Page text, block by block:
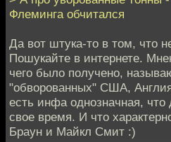
Флеминга обчитался
Да вот штука-то в том, что
Пошукайте в интернете.
чего было получено,
"обворованных" США,
есть инфа однозначная,
свое время. И что
Браун и Майкл Смит :)